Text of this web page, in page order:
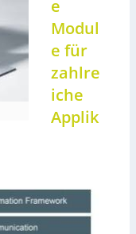
e
Modul
e für
zahlre
iche
Applik